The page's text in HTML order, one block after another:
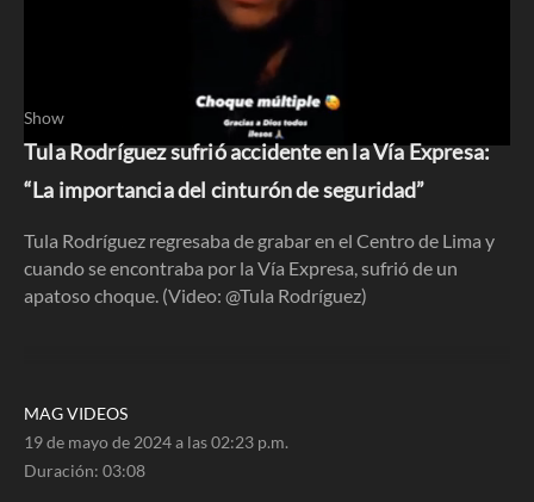
0
of
8
seconds
Show
Tula Rodríguez sufrió accidente en la Vía Expresa:
“La importancia del cinturón de seguridad”
Tula Rodríguez regresaba de grabar en el Centro de Lima y
cuando se encontraba por la Vía Expresa, sufrió de un
apatoso choque. (Video: @Tula Rodríguez)
MAG VIDEOS
19 de mayo de 2024 a las 02:23 p.m.
Duración: 03:08